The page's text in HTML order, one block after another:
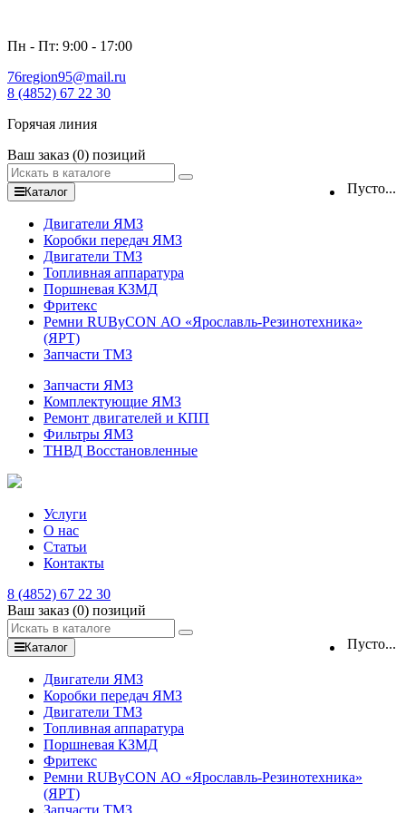
Пн - Пт: 9:00 - 17:00
76region95@mail.ru
8 (4852) 67 22 30
Горячая линия
Ваш заказ (0) позиций
Пусто...
Каталог
Двигатели ЯМЗ
Коробки передач ЯМЗ
Двигатели ТМЗ
Топливная аппаратура
Поршневая КЗМД
Фритекс
Ремни RUByCON АО «Ярославль-Резинотехника»
(ЯРТ)
Запчасти ТМЗ
Запчасти ЯМЗ
Комплектующие ЯМЗ
Ремонт двигателей и КПП
Фильтры ЯМЗ
ТНВД Восстановленные
Услуги
О нас
Статьи
Контакты
8 (4852) 67 22 30
Ваш заказ (0) позиций
Пусто...
Каталог
Двигатели ЯМЗ
Коробки передач ЯМЗ
Двигатели ТМЗ
Топливная аппаратура
Поршневая КЗМД
Фритекс
Ремни RUByCON АО «Ярославль-Резинотехника»
(ЯРТ)
Запчасти ТМЗ